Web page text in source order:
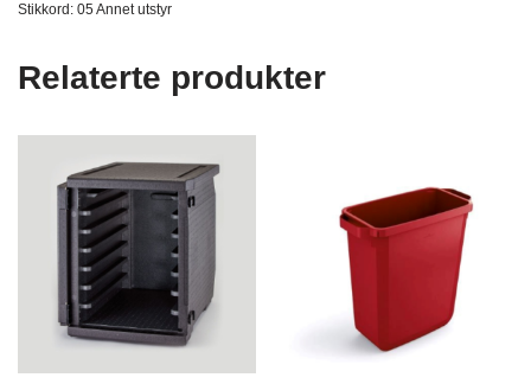
Stikkord: 05 Annet utstyr
Relaterte produkter